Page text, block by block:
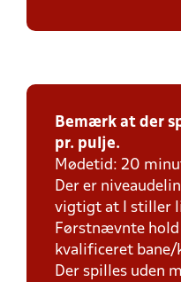
Bemærk at der
pr. pulje.
Mødetid: 20
Der er
vigtigt at I stiller
Førstnævnte
kvalificeret bane/
Der spilles uden